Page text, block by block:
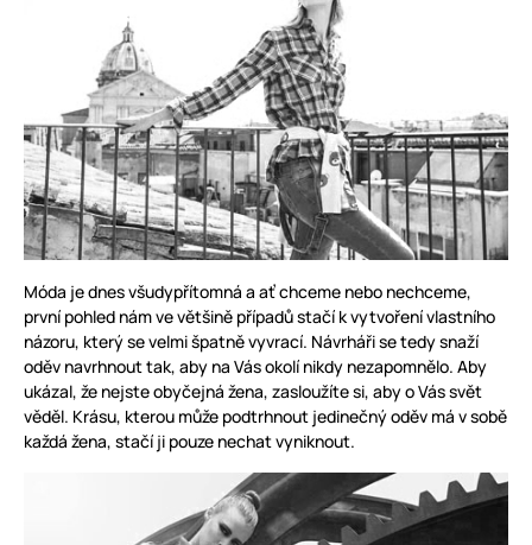
Móda je dnes všudypřítomná a ať chceme nebo nechceme,
první pohled nám ve většině případů stačí k vytvoření vlastního
názoru, který se velmi špatně vyvrací. Návrháři se tedy snaží
oděv navrhnout tak, aby na Vás okolí nikdy nezapomnělo. Aby
ukázal, že nejste obyčejná žena, zasloužíte si, aby o Vás svět
věděl. Krásu, kterou může podtrhnout jedinečný oděv má v sobě
každá žena, stačí ji pouze nechat vyniknout.